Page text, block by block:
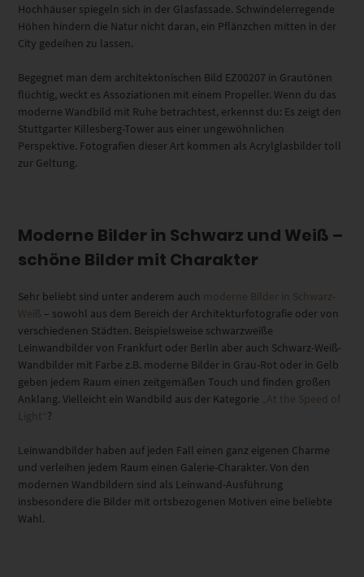
Hochhäuser spiegeln sich in der Glasfassade. Schwindelerregende
Höhen hindern die Natur nicht daran, ein Pflänzchen mitten in der
City gedeihen zu lassen.
Begegnet man dem architektonischen Bild EZ00207 in Grautönen
flüchtig, weckt es Assoziationen mit einem Propeller. Wenn du das
moderne Wandbild mit Ruhe betrachtest, erkennst du: Es zeigt den
Stuttgarter Killesberg-Tower aus einer ungewöhnlichen
Perspektive. Fotografien dieser Art kommen als Acrylglasbilder toll
zur Geltung.
Moderne Bilder in Schwarz und Weiß –
schöne Bilder mit Charakter
Sehr beliebt sind unter anderem auch moderne Bilder in Schwarz-
Weiß – sowohl aus dem Bereich der Architekturfotografie oder von
verschiedenen Städten. Beispielsweise schwarzweiße
Leinwandbilder von Frankfurt oder Berlin aber auch Schwarz-Weiß-
Wandbilder mit Farbe z.B. moderne Bilder in Grau-Rot oder in Gelb
geben jedem Raum einen zeitgemäßen Touch und finden großen
Anklang. Vielleicht ein Wandbild aus der Kategorie „At the Speed of
Light“ ?
Leinwandbilder haben auf jeden Fall einen ganz eigenen Charme
und verleihen jedem Raum einen Galerie-Charakter. Von den
modernen Wandbildern sind als Leinwand-Ausführung
insbesondere die Bilder mit ortsbezogenen Motiven eine beliebte
Wahl.